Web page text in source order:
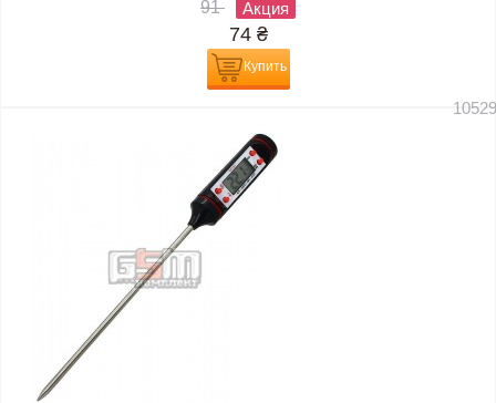
91 Акция
74 ₴
Купить